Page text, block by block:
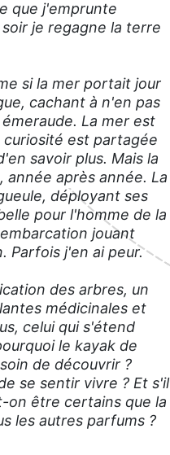
que j'emprunte
je regagne la terre
si la mer portait jour
cachant à n'en pas
La mer est
est partagée
savoir plus. Mais la
après année. La
déployant ses
pour l'homme de la
jouant
Parfois j'en ai peur.
des arbres, un
médicinales et
celui qui s'étend
le kayak de
de découvrir ?
se sentir vivre ? Et s'il
on être certains que la
les autres parfums ?